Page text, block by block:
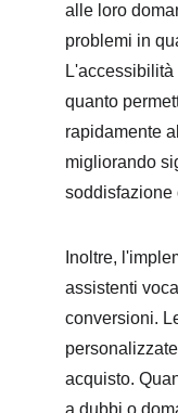
alle loro
problemi in
quanto
rapidamente
migliorando
soddisfazione
Inoltre,
assistenti
conversioni.
acquisto.
a dubbi o